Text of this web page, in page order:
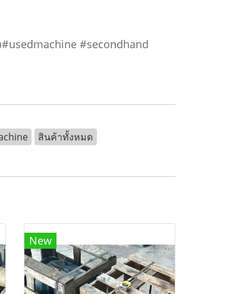
#secondhand
สินค้าทั้งหมด
New